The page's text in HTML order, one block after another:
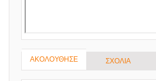
ΑΚΟΛΟΥΘΗΣΕ ΣΧΟΛΙΑ